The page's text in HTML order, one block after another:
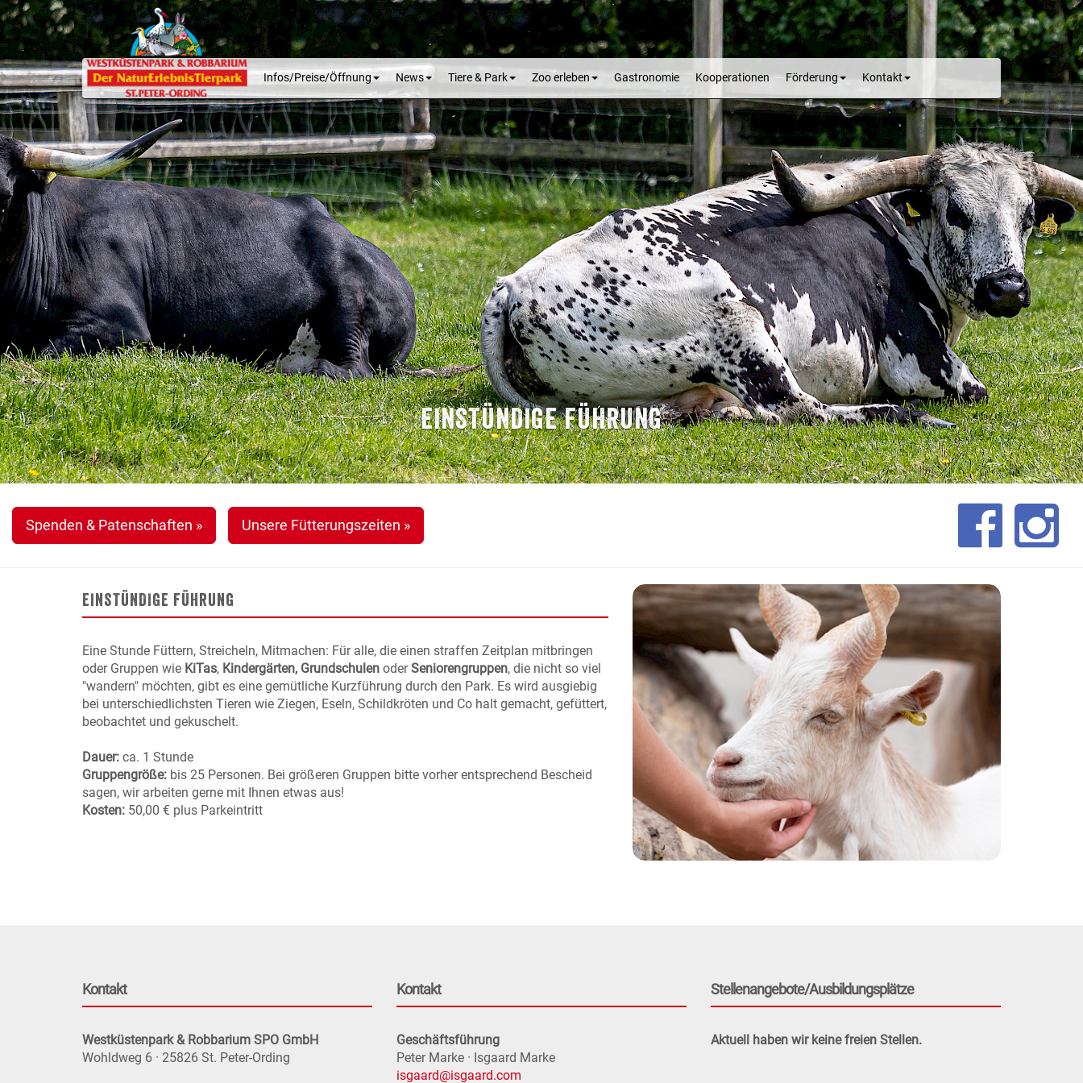
Infos/Preise/Öffnung News Tiere & Park Zoo erleben Gastronomie Kooperationen Förderung Kontakt
EINSTÜNDIGE FÜHRUNG
Spenden & Patenschaften » Unsere Fütterungszeiten »
EINSTÜNDIGE FÜHRUNG
Eine Stunde Füttern, Streicheln, Mitmachen: Für alle, die einen straffen Zeitplan mitbringen
oder Gruppen wie KiTas, Kindergärten, Grundschulen oderSeniorengruppen, die nicht so viel
"wandern" möchten, gibt es eine gemütliche Kurzführung durch den Park. Es wird ausgiebig
bei unterschiedlichsten Tieren wie Ziegen, Eseln, Schildkröten und Co halt gemacht, gefüttert,
beobachtet und gekuschelt.
Dauer: ca. 1 Stunde
Gruppengröße: bis 25 Personen. Bei größeren Gruppen bitte vorher entsprechend Bescheid
sagen, wir arbeiten gerne mit Ihnen etwas aus!
Kosten: 50,00 € plus Parkeintritt
Kontakt
Westküstenpark & Robbarium SPO GmbH
Wohldweg 6 · 25826 St. Peter-Ording
Kontakt
Geschäftsführung
Peter Marke · Isgaard Marke
isgaard@isgaard.com
Stellenangebote/Ausbildungsplätze
Aktuell haben wir keine freien Stellen.